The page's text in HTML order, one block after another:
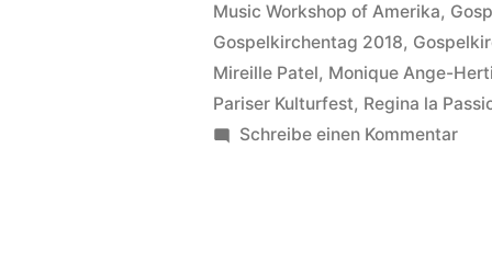
tun,
Gospel
n
Life
Music Workshop of Amerika,
Gospelkirchentag 2018,
Mireille Patel, Monique Ange-
Pariser Kulturfest, Regina la
Schreibe einen Kommentarzu